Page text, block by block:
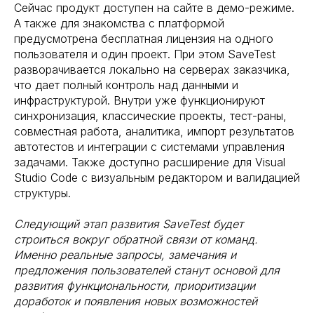
Сейчас продукт доступен на сайте в демо-режиме.
А также для знакомства с платформой
предусмотрена бесплатная лицензия на одного
пользователя и один проект. При этом SaveTest
разворачивается локально на серверах заказчика,
что дает полный контроль над данными и
инфраструктурой. Внутри уже функционируют
синхронизация, классические проекты, тест-раны,
совместная работа, аналитика, импорт результатов
автотестов и интеграции с системами управления
задачами. Также доступно расширение для Visual
Studio Code с визуальным редактором и валидацией
структуры.
Следующий этап развития SaveTest будет
строиться вокруг обратной связи от команд.
Именно реальные запросы, замечания и
предложения пользователей станут основой для
развития функциональности, приоритизации
доработок и появления новых возможностей